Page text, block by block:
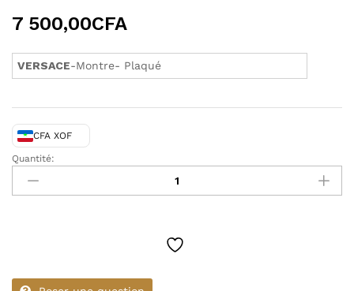
7 500,00CFA
VERSACE-Montre- Plaqué
CFA XOF
VERSACE-
Montre-
Plaqué
Quantité: